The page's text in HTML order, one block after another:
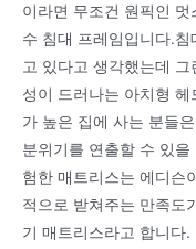
이라면 무조건 원픽인
수 침대 프레임입니다.
고 있다고 생각했는데
성이 드러나는 아치형
가 높은 집에 사는 분들
분위기를 연출할 수 있
험한 매트리스는 에디슨
적으로 받쳐주는 만족도
기 매트리스라고 합니다